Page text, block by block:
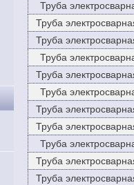
Труба
Труба
Труба
Труба
Труба
Труба
Труба
Труба
Труба
Труба
Труба